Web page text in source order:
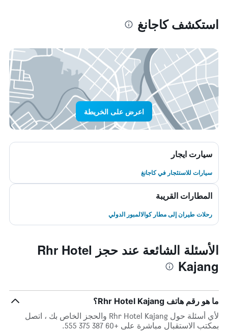
استكشف كاجانغ
اعرض على الخريطة
سيارت ايجار
سيارات للاستئجار في كاجانغ
المطارات القريبة
رحلات طيران إلى مطار كوالالمبور الدولي
الأسئلة الشائعة عند حجز Rhr Hotel
Kajang
ما هو رقم هاتف Rhr Hotel Kajang؟
لأي أسئلة حول Rhr Hotel Kajang والحجز الخاص بك ، اتصل
بمكتب الاستقبال مباشرة على +60 387 375 555.